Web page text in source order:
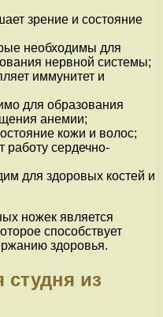
зрение и состояние
необходимы для
нервной системы;
иммунитет и
для образования
анемии;
кожи и волос;
работу сердечно-
для здоровых костей и
ножек является
способствует
здоровья.
студня из